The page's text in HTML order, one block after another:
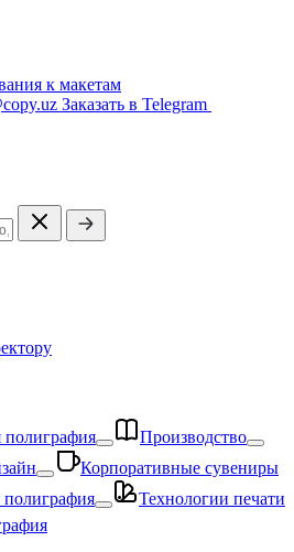
к макетам
Заказать в Telegram
полиграфия
Производство
Корпоративные сувениры
полиграфия
Технологии печати